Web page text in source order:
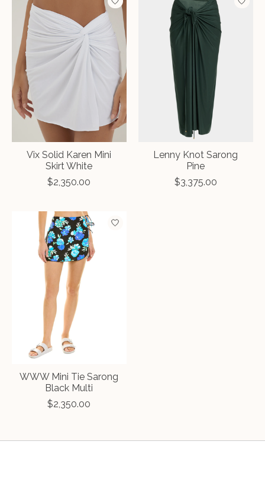
Vix Solid Karen Mini
Skirt White
$2,350.00
Lenny Knot Sarong
Pine
$3,375.00
WWW Mini Tie Sarong
Black Multi
$2,350.00